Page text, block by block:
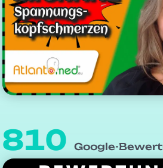
810 Google-